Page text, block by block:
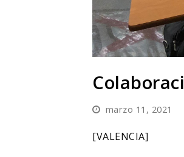
marzo 11, 2021
[VALENCIA]